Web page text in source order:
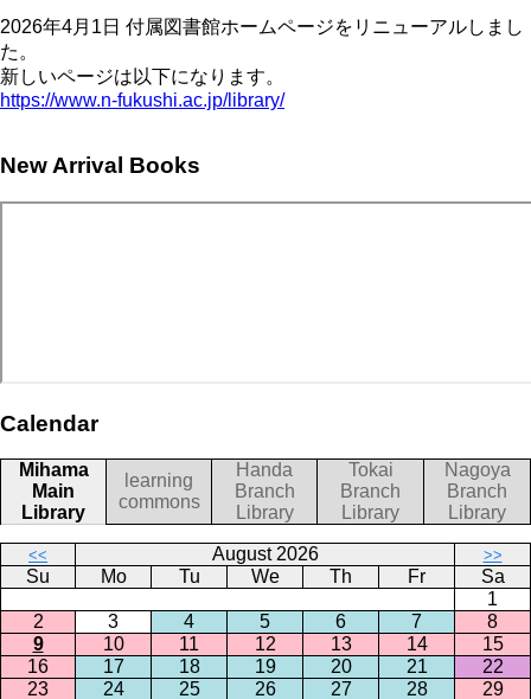
2026年4月1日 付属図書館ホームページをリニューアルしまし
た。
新しいページは以下になります。
https://www.n-fukushi.ac.jp/library/
New Arrival Books
Calendar
Mihama
Main
Library
learning
commons
Handa
Branch
Library
Tokai
Branch
Library
Nagoya
Branch
Library
<< August 2026 >>
Su Mo Tu We Th Fr
Sa
1
2
3 4 5 6 7
8
9
10 11 12 13 14
15
16
17 18 19 20 21
22
23
24 25 26 27 28 29